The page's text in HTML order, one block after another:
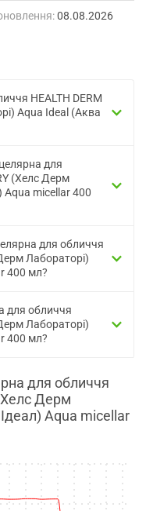
08.08.2026
HEALTH DERM
Aqua Ideal (Аква
для
(Хелс Дерм
Aqua micellar 400
для обличчя
Лабораторі)
400 мл?
для обличчя
Лабораторі)
400 мл?
для обличчя
Дерм
Aqua micellar